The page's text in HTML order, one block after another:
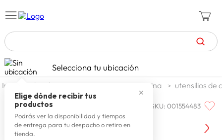
TÉRMINOS MÁS BUSCADOS
1. celulares
2. zapatillas mujer
3. zapatillas hombre
4. moda
Selecciona tu ubicación
✕
Elige dónde recibir tus
productos
Podrás ver la disponibilidad y tiempos
de entrega para tu despacho o retiro en
tienda.
decohogar menaje menaje cocina utensilios de
DURAPLAST SKU:001554483
Duraplast Manos Para Ensalada